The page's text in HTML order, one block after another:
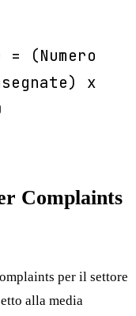
(Numero
x
Complaints
per il settore
alla media